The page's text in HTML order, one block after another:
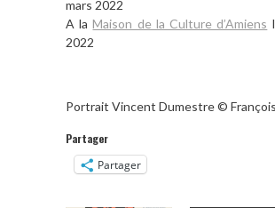
mars 2022
A laMaison de la Culture d’Amiens
2022
Portrait Vincent Dumestre ©
Partager
Partager